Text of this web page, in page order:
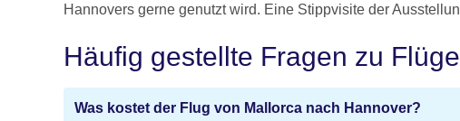
Hannovers gerne genutzt wird. Eine Stippvisite der
Häufig gestellte Fragen zu
Was kostet der Flug von Mallorca nach Hannover?